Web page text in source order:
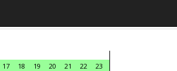
17 18 19 20 21 22
23